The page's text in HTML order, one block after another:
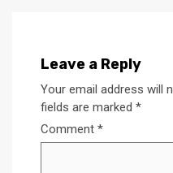
Leave a Reply
Your email address will
fields are marked *
Comment *